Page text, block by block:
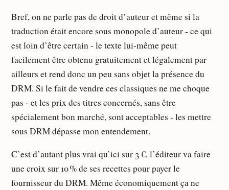
Bref, on ne parle pas de droit d’auteur et même si la
traduction était encore sous monopole d’auteur - ce qui
est loin d’être certain - le texte lui-même peut
facilement être obtenu gratuitement et légalement par
ailleurs et rend donc un peu sans objet la présence du
DRM. Si le fait de vendre ces classiques ne me choque
pas - et les prix des titres concernés, sans être
spécialement bon marché, sont acceptables - les mettre
sous DRM dépasse mon entendement.
C’est d’autant plus vrai qu’ici sur 3 €, l’éditeur va faire
une croix sur 10 % de ses recettes pour payer le
fournisseur du DRM. Même économiquement ça ne